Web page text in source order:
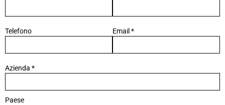
Telefono Email *
Azienda *
Paese